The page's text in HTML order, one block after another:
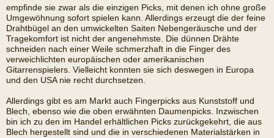
empfinde sie zwar als die einzigen Picks, mit denen ich ohne große
Umgewöhnung sofort spielen kann. Allerdings erzeugt die der feine
Drahtbügel an den umwickelten Saiten Nebengeräusche und der
Tragekomfort ist nicht der angenehmste. Die dünnen Drähte
schneiden nach einer Weile schmerzhaft in die Finger des
verweichlichten europäischen oder amerikanischen
Gitarrenspielers. Vielleicht konnten sie sich deswegen in Europa
und den USA nie recht durchsetzen.
Allerdings gibt es am Markt auch Fingerpicks aus Kunststoff und
Blech, ebenso wie die oben erwähnten Daumenpicks. Inzwischen
bin ich zu den im Handel erhältlichen Picks zurückgekehrt, die aus
Blech hergestellt sind und die in verschiedenen Materialstärken in